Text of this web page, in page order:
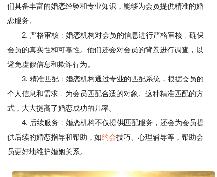
们具备丰富的婚恋经验和专业知识，能够为会员提供精准的婚
恋服务。
2. 严格审核：婚恋机构对会员的信息进行严格审核，确保
会员的真实性和可靠性。他们还会对会员的背景进行调查，以
避免虚假信息和欺诈行为。
3. 精准匹配：婚恋机构通过专业的匹配系统，根据会员的
个人信息和需求，为会员匹配合适的对象。这种精准匹配的方
式，大大提高了婚恋成功的几率。
4. 后续服务：婚恋机构不仅提供匹配服务，还会为会员提
供后续的婚恋指导和帮助，如约会技巧、心理辅导等，帮助会
员更好地维护婚姻关系。